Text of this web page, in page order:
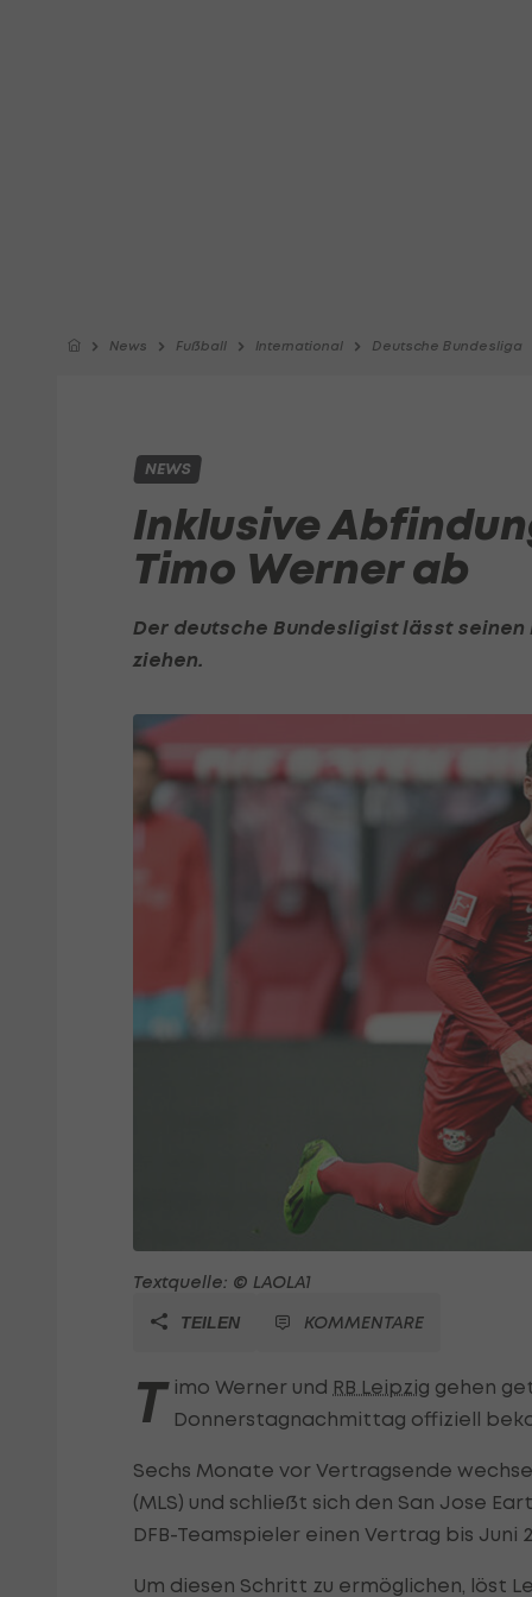
News Fußball International Deutsche Bundesliga
NEWS
Inklusive
Timo Werner ab
Der deutsche Bundesligist lässt seinen
ziehen.
Textquelle: © LAOLA1
TEILEN KOMMENTARE
T imo Werner und RB Leipzig gehen
Donnerstagnachmittag offiziell
Sechs Monate vor Vertragsende
(MLS) und schließt sich den San Jose
DFB-Teamspieler einen Vertrag bis Juni
Um diesen Schritt zu ermöglichen, löst